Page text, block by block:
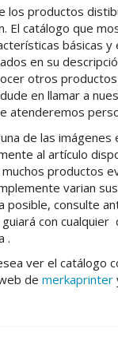
los productos
El catálogo que
básicas y
en su
otros
en llamar a
atenderemos
de las imágenes
al artículo
productos
varian
posible, consulte
con cualquier
.
ver el catálogo
de merkaprinter